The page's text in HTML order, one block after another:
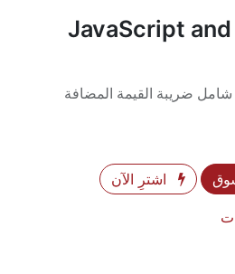
JavaScript
شامل ضريبة القيمة المضافة
اشترِ الآن